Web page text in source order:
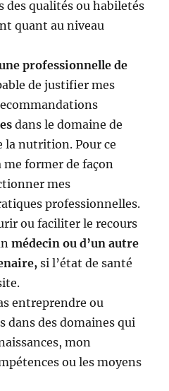
des qualités ou habiletés
quant au niveau
professionnelle de
de justifier mes
dans le domaine de
la nutrition. Pour ce
me former de façon
mes
professionnelles.
ou faciliter le recours
médecin ou d’un autre
si l’état de santé
entreprendre ou
dans des domaines qui
mon
ou les moyens